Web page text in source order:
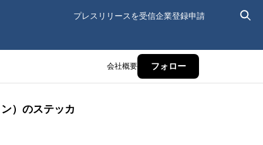
プレスリリースを受信企業登録申請
会社概要 フォロー
）のステッカ